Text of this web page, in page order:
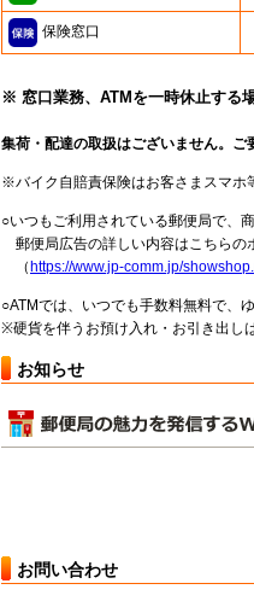
保険窓口
※ 窓口業務、ATMを一時休止する
集荷・配達の取扱はございません。ご
※バイク自賠責保険はお客さまスマホ
○いつもご利用されている郵便局で、
郵便局広告の詳しい内容はこちらの
（ https://www.jp-comm.jp/
○ATMでは、いつでも手数料無料で、
※硬貨を伴うお預け入れ・お引き出し
お知らせ
お問い合わせ